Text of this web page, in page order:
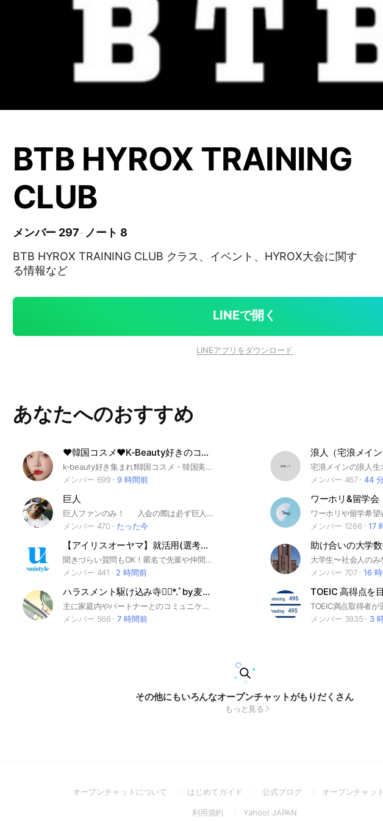
BTB HYROX TRAINING
CLUB
メンバー 297
ノート 8
BTB HYROX TRAINING CLUB クラス、イベント、HYROX大会に関す
る情報など
LINEで開く
LINEアプリをダウンロード
あなたへのおすすめ
❤︎韓国コスメ❤︎K-Beauty好きのコミュニティ😍 サンプルモニターも募集中です😇
k-beauty好き集まれ❗韓国コスメ・韓国美容・韓国ファッション️👉韓国コスメを使って頂くコスメ好きさんを募集中👉韓国コスメのモニター👉業界を先取り😍韓国コスメ好きな人と繋がりたい
メンバー 699
9 時間前
浪人（宅浪メイン
メンバー 467
44
巨人
巨人ファンのみ！ 入会の際は必ず巨人関連のアイコンの設定をお願いします！(設定されてない場合、削除させていただく場合がございます。) 即抜けや変な名前で入って来るのはやめてください。 皆さんで巨人を応援しましょう！
メンバー 470
たった今
ワーホリ&留学会
メンバー 1266
17
【アイリスオーヤマ】就活用(選考対策・企業研究)グループ
聞きづらい質問もOK！匿名で先輩や仲間に相談しよう！ 就活サイトunistyleが運営するアイリスオーヤマの就活情報(選考対策/企業研究)共有グループです。 #就活 #アイリスオーヤマ #住宅業界 #インターンシップ #本選考 #unistyle #ユニスタイル #面接 #採用 #内定 #ES #エントリーシート #自己分析 #業界研究 #企業研究 #自己PR #ガクチカ #学生時代頑張ったこと #志何望動機 #webテスト #ウェブテスト #GD #グループディスカッション #グルディス #OB訪問 #企業選び #就活対策 #就活準備 #大手企業 #日系企業 ▼unistyleが運営する住宅のオプチャグループ▼ TOTO / アイリスオーヤマ / リクシル(LIXIL) / 大和ハウス工業 / 積水ハウス / 住友林業 / 三井ホーム / 三菱地所ホーム / アットホーム ▼アイリスオーヤマの企業研究はこちらから▼ https://x.gd/2HmfD
メンバー 441
2 時間前
助け合いの大学
メンバー 707
16
ハラスメント駆け込み寺❁⃘*.ﾟby麦ちゃ
主に家庭内やパートナーとのコミュニケーションの悩みを考える場所。 『モラハラ被害者駆け込み寺』から改名しました。 参加された方は最初にアナウンスに貼り付けてあるルールを確認して下さい。
メンバー 566
7 時間前
TOEIC 高得点を
メンバー 3935
3
その他にもいろんなオープンチャットがもりだくさん
もっと見る
オープンチャットについて
(Openはじめてガイド
(Open
a
公式ブログ
(Openオープンチャッ
利用規約
(OpenYahoo! JAPAN